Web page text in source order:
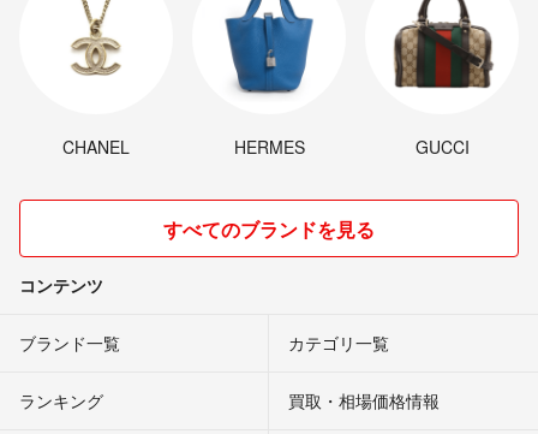
CHANEL HERMES GUCCI
すべてのブランドを見る
コンテンツ
ブランド一覧 カテゴリ一覧
ランキング 買取・相場価格情報